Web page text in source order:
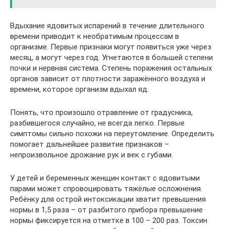
Вдыхание ядовитых испарений в течение длительного
времени приводит к необратимым процессам в
организме. Первые признаки могут появиться уже через
месяц, а могут через год. Угнетаются в большей степени
почки и нервная система. Степень поражения остальных
органов зависит от плотности заражённого воздуха и
времени, которое организм вдыхал яд.
Понять, что произошло отравление от градусника,
разбившегося случайно, не всегда легко. Первые
симптомы сильно похожи на переутомление. Определить
помогает дальнейшее развитие признаков –
непроизвольное дрожание рук и век с губами.
У детей и беременных женщин контакт с ядовитыми
парами может спровоцировать тяжёлые осложнения.
Ребёнку для острой интоксикации хватит превышения
нормы в 1,5 раза – от разбитого прибора превышение
нормы фиксируется на отметке в 100 – 200 раз. Токсин